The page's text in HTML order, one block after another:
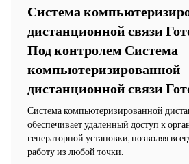
Система
дистанционной связи
Под контролем Система
компьютеризированной
дистанционной связи
Система компьютеризированной
обеспечивает удаленный доступ к
генераторной установки, позволяя
работу из любой точки.